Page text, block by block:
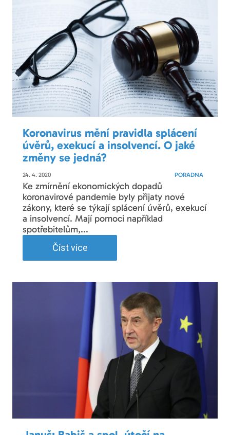
Koronavirus mění pravidla splácení
úvěrů, exekucí a insolvencí. O jaké
změny se jedná?
24. 4. 2020 PORADNA
Ke zmírnění ekonomických dopadů
koronavirové pandemie byly přijaty nové
zákony, které se týkají splácení úvěrů, exekucí
a insolvencí. Mají pomoci například
spotřebitelům,...
Číst více